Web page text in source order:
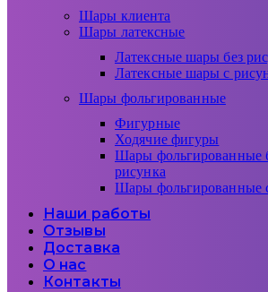
Шары клиента
Шары латексные
Латексные шары без
Латексные шары с
Шары фольгированные
Фигурные
Ходячие фигуры
Шары фольгированные
рисунка
Шары фольгированные
Наши работы
Отзывы
Доставка
О нас
Контакты